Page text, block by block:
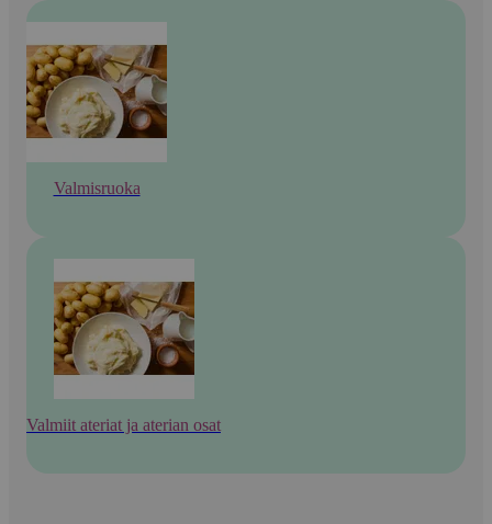
Valmisruoka
Valmiit ateriat ja aterian osat